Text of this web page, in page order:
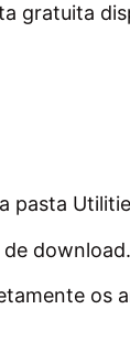
gratuita
pasta
download.
os